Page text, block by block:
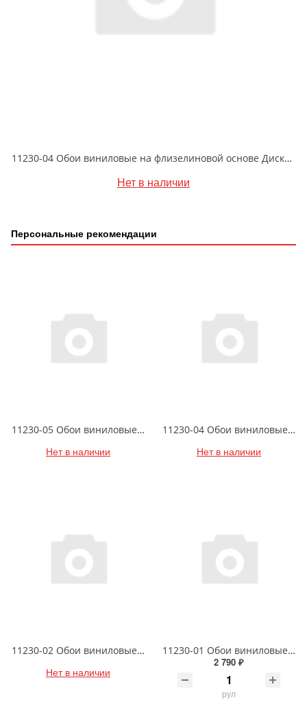
11230-04 Обои виниловые на флизелиновой основе Диски- уни1.06 X 10м
Нет в наличии
Персональные рекомендации
11230-05 Обои виниловые на флизелиновой основе Диски- уни1.06 X 10м
Нет в наличии
11230-04 Обои виниловые на флизелиновой основе Диски- уни1.06 X 10м
Нет в наличии
11230-02 Обои виниловые на флизелиновой основе Диски- уни1.06 X 10м
Нет в наличии
11230-01 Обои виниловые на флизелиновой основе Диски- уни1.06 X 10м
2 790 ₽
рул